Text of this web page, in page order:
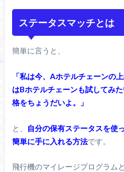
ステータスマッチとは
簡単に言うと、
「私は今、Aホテルチェーンの
はBホテルチェーンも試してみ
格をちょうだいよ。」
と、
自分の保有ステータスを使
簡単に手に入れる方法です。
飛行機のマイレージプログラム